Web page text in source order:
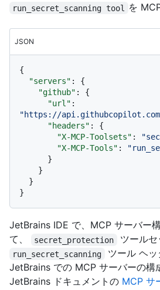
run_secret_scanning tool を
JSON
{
"servers" :
{
"github" :
{
"url" :
"https://
"headers" :
{
"X-MCP-Toolsets" :
"X-MCP-Tools" :
}
}
}
}
JetBrains IDE で、MCP サーバー
て、
secret_protection ツールセ
run_secret_scanning
ツール ヘッ
JetBrains での MCP サーバーの構
JetBrains ドキュメントの MCP サ